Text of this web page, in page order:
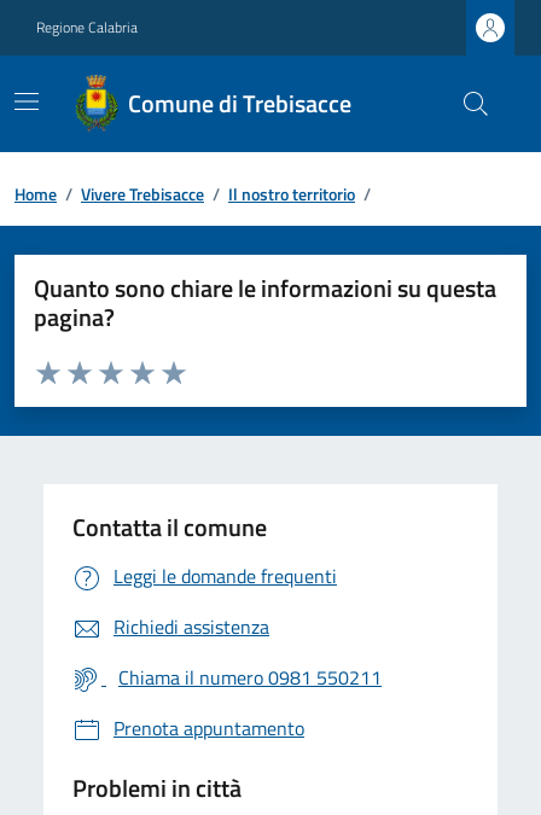
Regione Calabria
Comune di Trebisacce
Home / Vivere Trebisacce / Il nostro territorio /
Quanto sono chiare le informazioni su questa
pagina?
Valuta da 1 a 5 stelle la pagina
Valuta 5 stelle su 5
Valuta 4 stelle su 5
Valuta 3 stelle su 5
Valuta 2 stelle su 5
Valuta 1 stelle su 5
Contatta il comune
Leggi le domande frequenti
Richiedi assistenza
Chiama il numero 0981 550211
Prenota appuntamento
Problemi in città